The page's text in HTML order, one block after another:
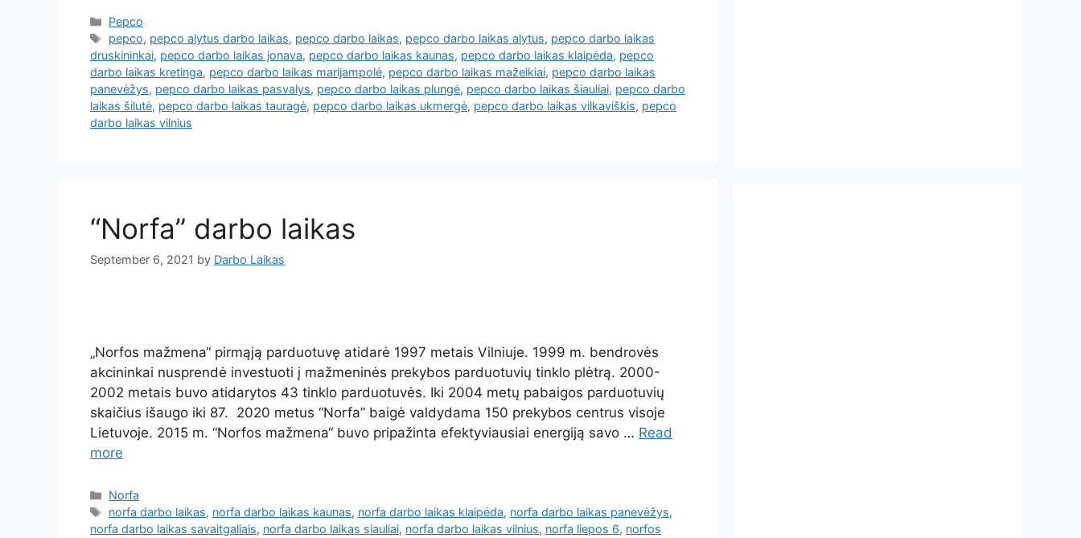
Pepco
pepco, pepco alytus darbo laikas, pepco darbo laikas, pepco darbo laikas alytus, pepco darbo laikas
druskininkai, pepco darbo laikas jonava, pepco darbo laikas kaunas, pepco darbo laikas klaipėda, pepco
darbo laikas kretinga, pepco darbo laikas marijampolė, pepco darbo laikas mažeikiai, pepco darbo laikas
panevėžys, pepco darbo laikas pasvalys, pepco darbo laikas plungė, pepco darbo laikas šiauliai, pepco darbo
laikas šilutė, pepco darbo laikas tauragė, pepco darbo laikas ukmergė, pepco darbo laikas vilkaviškis, pepco
darbo laikas vilnius
“Norfa” darbo laikas
September 6, 2021 by Darbo Laikas
„Norfos mažmena“ pirmąją parduotuvę atidarė 1997 metais Vilniuje. 1999 m. bendrovės
akcininkai nusprendė investuoti į mažmeninės prekybos parduotuvių tinklo plėtrą. 2000-
2002 metais buvo atidarytos 43 tinklo parduotuvės. Iki 2004 metų pabaigos parduotuvių
skaičius išaugo iki 87. 2020 metus “Norfa” baigė valdydama 150 prekybos centrus visoje
Lietuvoje. 2015 m. “Norfos mažmena“ buvo pripažinta efektyviausiai energiją savo … Read
more
Norfa
norfa darbo laikas, norfa darbo laikas kaunas, norfa darbo laikas klaipėda, norfa darbo laikas panevėžys,
norfa darbo laikas savaitgaliais, norfa darbo laikas siauliai, norfa darbo laikas vilnius, norfa liepos 6, norfos